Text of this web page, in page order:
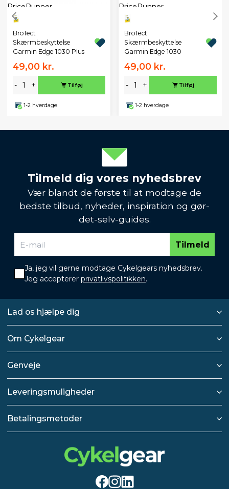
BroTect
Skærmbeskyttelse
Garmin Edge 1030 Plus
49,00 kr.
- + Tilføj
1-2 hverdage
BroTect
Skærmbeskyttelse
Garmin Edge 1030
49,00 kr.
- + Tilføj
1-2 hverdage
Tilmeld dig vores nyhedsbrev
Vær blandt de første til at modtage de
bedste tilbud, nyheder, inspiration og gør-
det-selv-guides.
Tilmeld
Ja, jeg vil gerne modtage Cykelgears nyhedsbrev.
Jeg accepterer privatlivspolitikken.
Lad os hjælpe dig
Om Cykelgear
Genveje
Leveringsmuligheder
Betalingsmetoder